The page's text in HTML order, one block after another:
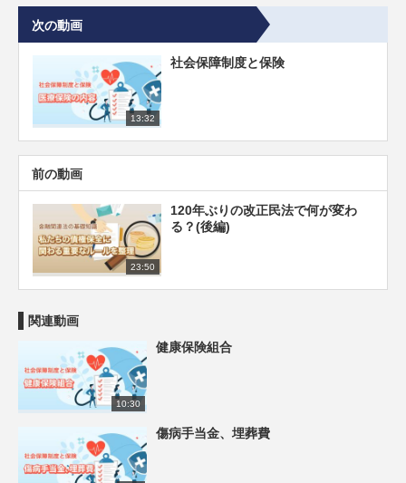
次の動画
13:32
社会保障制度と保険
前の動画
23:50
120年ぶりの改正民法で何が変わ
る？(後編)
関連動画
10:30
健康保険組合
傷病手当金、埋葬費